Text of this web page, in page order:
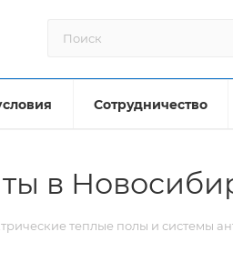
Сотрудничество
в
теплые полы и системы